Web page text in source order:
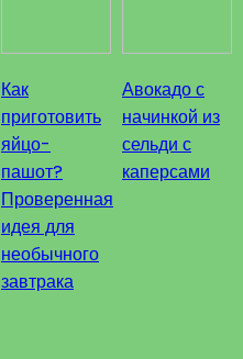
Как
приготовить
яйцо-
пашот?
Проверенная
идея для
необычного
завтрака
Авокадо с
начинкой из
сельди с
каперсами